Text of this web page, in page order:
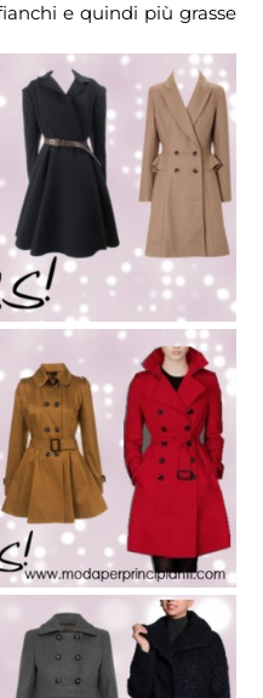
e quindi più grasse